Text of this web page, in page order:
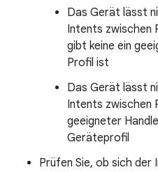
Das Gerät lässt
Intents zwischen
gibt keine ein
Profil ist
Das Gerät lässt
Intents zwischen
geeigneter
Geräteprofil
Prüfen Sie, ob sich der